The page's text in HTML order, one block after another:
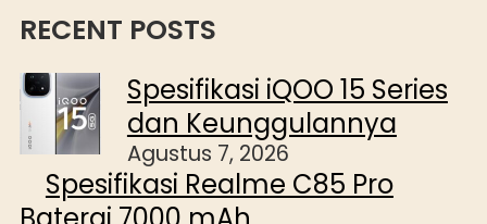
RECENT POSTS
Spesifikasi iQOO 15 Series
dan Keunggulannya
Agustus 7, 2026
Spesifikasi Realme C85 Pro